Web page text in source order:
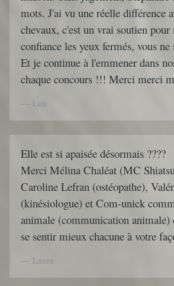
mots. J'ai vu une réelle différence
chevaux, c'est un vrai soutien pour
confiance les yeux fermés, vous ne
Et je continue à l'emmener dans
chaque concours !!! Merci merci
Lou
Elle est si apaisée désormais ????
Merci Mélina Chaléat (MC
Caroline Lefran (ostéopathe),
(kinésiologue) et Com-unick
animale (communication animale)
se sentir mieux chacune à votre
Laura